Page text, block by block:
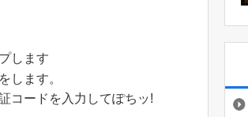
します
します。
コードを入力してぽちッ!